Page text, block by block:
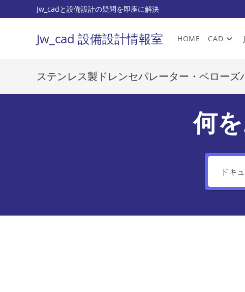
ン
キ
Jw_cadと設備設計の疑問を即座に解決
Jw_cad 設備設計情報室 HOME CAD
ステンレス製ドレンセパレーター・ベローズ
何